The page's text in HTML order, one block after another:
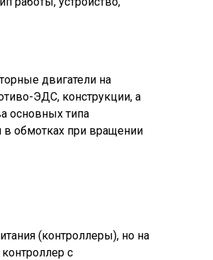
двигатели на
ЭДС, конструкции, а
основных типа
обмотках при вращении
(контроллеры), но на
с